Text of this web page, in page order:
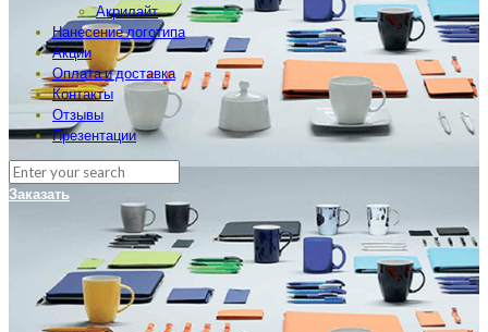
Акрилайт
Нанесение логотипа
Акции
Оплата и доставка
Контакты
Отзывы
Презентации
Заказать